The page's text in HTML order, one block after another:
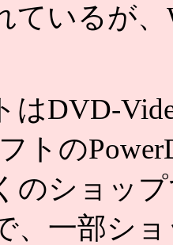
ているが
DVD-
トの
のショッ
、一部シ